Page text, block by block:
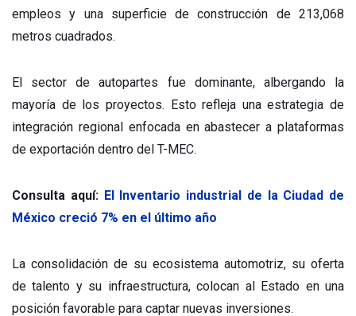
empleos y una superficie de construcción de 213,068
metros cuadrados.
El sector de autopartes fue dominante, albergando la
mayoría de los proyectos. Esto refleja una estrategia de
integración regional enfocada en abastecer a plataformas
de exportación dentro del T-MEC.
Consulta aquí: El Inventario industrial de la Ciudad de
México creció 7% en el último año
La consolidación de su ecosistema automotriz, su oferta
de talento y su infraestructura, colocan al Estado en una
posición favorable para captar nuevas inversiones.